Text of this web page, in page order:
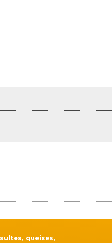
queixes,